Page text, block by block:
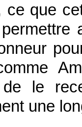
ce que
le
une